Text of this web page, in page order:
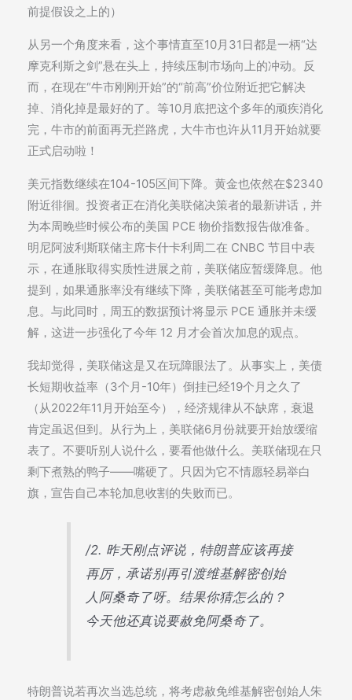
前提假设之上的）
从另一个角度来看，这个事情直至10月31日都是一柄“达
摩克利斯之剑”悬在头上，持续压制市场向上的冲动。反
而，在现在“牛市刚刚开始”的“前高”价位附近把它解决
掉、消化掉是最好的了。等10月底把这个多年的顽疾消化
完，牛市的前面再无拦路虎，大牛市也许从11月开始就要
正式启动啦！
美元指数继续在104-105区间下降。黄金也依然在$2340
附近徘徊。投资者正在消化美联储决策者的最新讲话，并
为本周晚些时候公布的美国 PCE 物价指数报告做准备。
明尼阿波利斯联储主席卡什卡利周二在 CNBC 节目中表
示，在通胀取得实质性进展之前，美联储应暂缓降息。他
提到，如果通胀率没有继续下降，美联储甚至可能考虑加
息。与此同时，周五的数据预计将显示 PCE 通胀并未缓
解，这进一步强化了今年 12 月才会首次加息的观点。
我却觉得，美联储这是又在玩障眼法了。从事实上，美债
长短期收益率（3个月-10年）倒挂已经19个月之久了
（从2022年11月开始至今），经济规律从不缺席，衰退
肯定虽迟但到。从行为上，美联储6月份就要开始放缓缩
表了。不要听别人说什么，要看他做什么。美联储现在只
剩下煮熟的鸭子——嘴硬了。只因为它不情愿轻易举白
旗，宣告自己本轮加息收割的失败而已。
/2. 昨天刚点评说，特朗普应该再接
再厉，承诺别再引渡维基解密创始
人阿桑奇了呀。结果你猜怎么的？
今天他还真说要赦免阿桑奇了。
特朗普说若再次当选总统，将考虑赦免维基解密创始人朱